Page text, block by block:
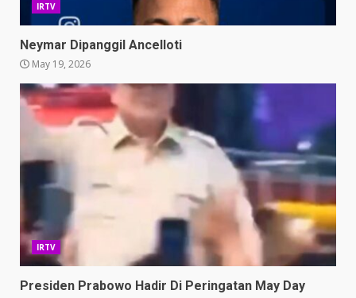
IRTV
Neymar Dipanggil Ancelloti
May 19, 2026
IRTV
Presiden Prabowo Hadir Di Peringatan May Day